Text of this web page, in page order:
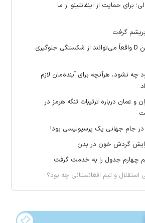
برای حمایت از اینفانتینو از ما
مکمل کلسیم و ویتامین D واقعاً می‌توانند از شکستگی جلوگیری
چه نشود، هرآنچه برای آینده‌مان لازم
و عمان درباره ترتیبات تنگه هرمز در
در جام جهانی یک پرسپولیسی بود!
چهارم جدول را به خدمت گرفت
استقلال و تیم افغانستانی چه بود؟